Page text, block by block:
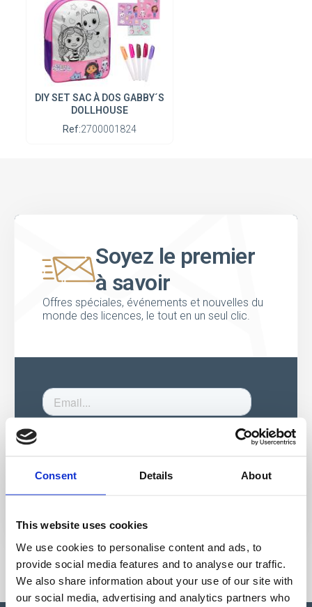
Consent Details About
This website uses cookies
We use cookies to personalise content and ads, to
provide social media features and to analyse our traffic.
We also share information about your use of our site with
our social media, advertising and analytics partners who
DIY SET SAC À DOS GABBY´S
DOLLHOUSE
Ref:2700001824
Soyez le premier
à savoir
Offres spéciales, événements et nouvelles du
monde des licences, le tout en un seul clic.